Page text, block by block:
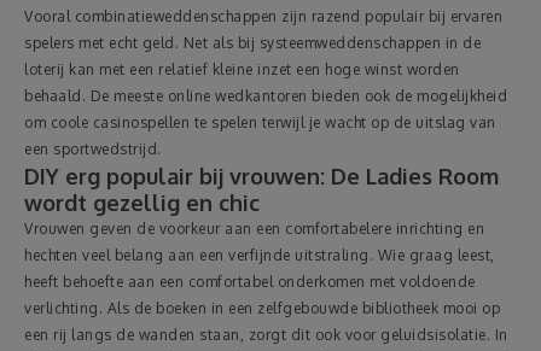
Vooral combinatieweddenschappen zijn razend populair bij ervaren
spelers met echt geld. Net als bij systeemweddenschappen in de
loterij kan met een relatief kleine inzet een hoge winst worden
behaald. De meeste online wedkantoren bieden ook de mogelijkheid
om coole casinospellen te spelen terwijl je wacht op de uitslag van
een sportwedstrijd.
DIY erg populair bij vrouwen: De Ladies Room
wordt gezellig en chic
Vrouwen geven de voorkeur aan een comfortabelere inrichting en
hechten veel belang aan een verfijnde uitstraling. Wie graag leest,
heeft behoefte aan een comfortabel onderkomen met voldoende
verlichting. Als de boeken in een zelfgebouwde bibliotheek mooi op
een rij langs de wanden staan, zorgt dit ook voor geluidsisolatie. In